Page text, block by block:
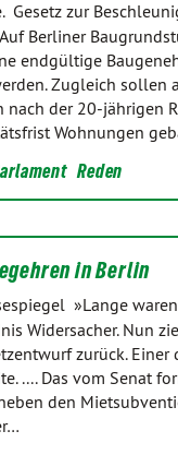
Gesetz zur
Berliner
endgültige
Zugleich sollen
nach der 20-jährigen
Wohnungen
Reden
in Berlin
»Lange
Widersacher. Nun
zurück. Einer
.... Das vom Senat
den